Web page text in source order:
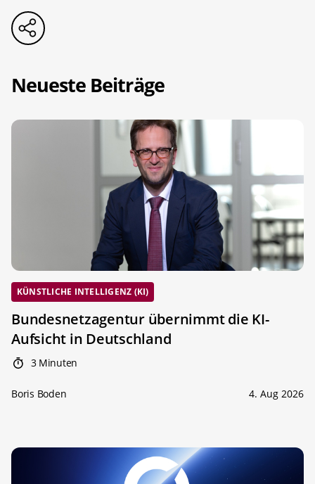
Neueste Beiträge
KÜNSTLICHE INTELLIGENZ (KI)
Bundesnetzagentur übernimmt die KI-
Aufsicht in Deutschland
3 Minuten
Boris Boden 4. Aug 2026